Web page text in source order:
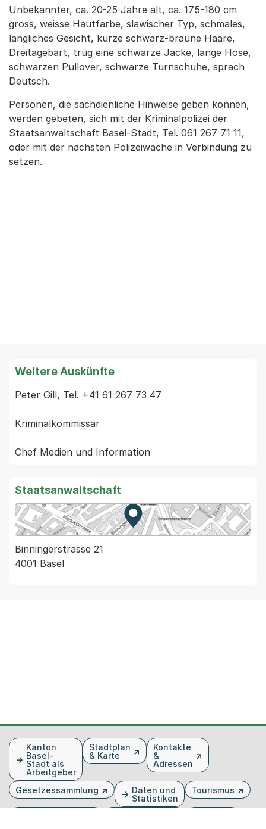
Unbekannter, ca. 20-25 Jahre alt, ca. 175-180 cm
gross, weisse Hautfarbe, slawischer Typ, schmales,
längliches Gesicht, kurze schwarz-braune Haare,
Dreitagebart, trug eine schwarze Jacke, lange Hose,
schwarzen Pullover, schwarze Turnschuhe, sprach
Deutsch.
Personen, die sachdienliche Hinweise geben können,
werden gebeten, sich mit der Kriminalpolizei der
Staatsanwaltschaft Basel-Stadt, Tel. 061 267 71 11,
oder mit der nächsten Polizeiwache in Verbindung zu
setzen.
Weitere Auskünfte
Peter Gill, Tel. +41 61 267 73 47
Kriminalkommissär
Staatsanwaltschaft
Zur Karte von MapBS.
Externer Link, wird in einem
Binningerstrasse 21
4001 Basel
FusszeileKanton
Basel-
Stadt als
Arbeitgeber
Stadtplan
& Karte
Kontakte
&
Adressen
Gesetzessammlung
Daten und
Statistiken
Tourismus